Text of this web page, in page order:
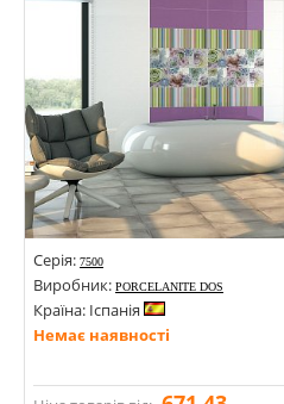
Серія: 7500
Виробник: PORCELANITE DOS
Країна: Іспанія
Немає наявності